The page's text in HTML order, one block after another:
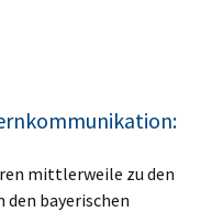
mittlerweile zu den
bayerischen